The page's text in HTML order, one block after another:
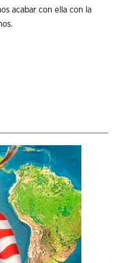
acabar con ella con la